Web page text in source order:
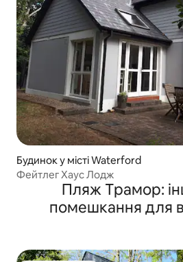
Будинок у місті Waterford
Фейтлег Хаус Лодж
Пляж Трамор:
помешкання для